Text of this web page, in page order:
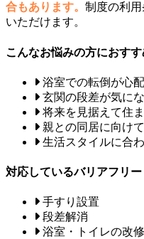
合もあります。 制度の利
いただけます。
こんなお悩みの方におすす
浴室での転倒が心配
玄関の段差が気に
将来を見据えて住
親との同居に向け
生活スタイルに合
対応しているバリアフリ
手すり設置
段差解消
浴室・トイレの改修